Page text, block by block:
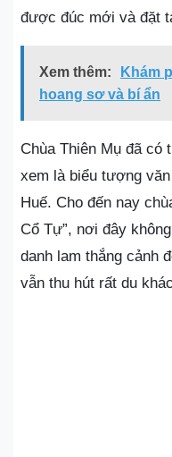
được đúc mới và đặt
Xem thêm:
Khám
hoang sơ và bí ẩn
Chùa Thiên Mụ đã có
xem là biểu tượng
Huế. Cho đến nay
Cổ Tự”, nơi đây
danh lam thắng cảnh
vẫn thu hút rất du